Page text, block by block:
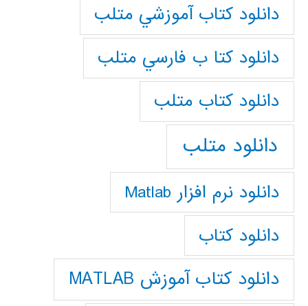
دانلود كتاب آموزشي متلب
دانلود كتا ب فارسي متلب
دانلود كتاب متلب
دانلود متلب
دانلود نرم افزار Matlab
دانلود کتاب
دانلود کتاب آموزش MATLAB